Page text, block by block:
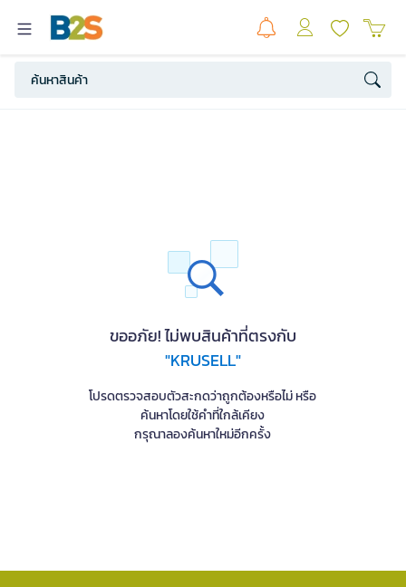
ขออภัย! ไม่พบสินค้าที่ตรงกับ
"KRUSELL"
โปรดตรวจสอบตัวสะกดว่าถูกต้องหรือไม่ หรือ
ค้นหาโดยใช้คำที่ใกล้เคียง
กรุณาลองค้นหาใหม่อีกครั้ง